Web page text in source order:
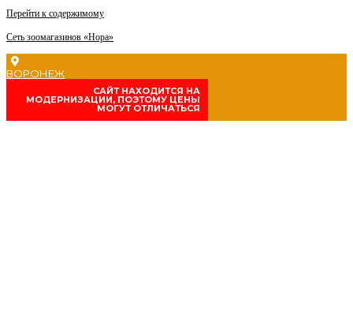
Перейти к содержимому
Сеть зоомагазинов «Нора»
ВОРОНЕЖ
CАЙТ НАХОДИТСЯ НА
МОДЕРНИЗАЦИИ, ПОЭТОМУ ЦЕНЫ
МОГУТ ОТЛИЧАТЬСЯ